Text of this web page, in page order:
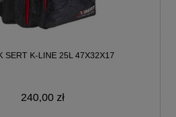
SERT K-LINE 25L 47X32X17
240,00 zł